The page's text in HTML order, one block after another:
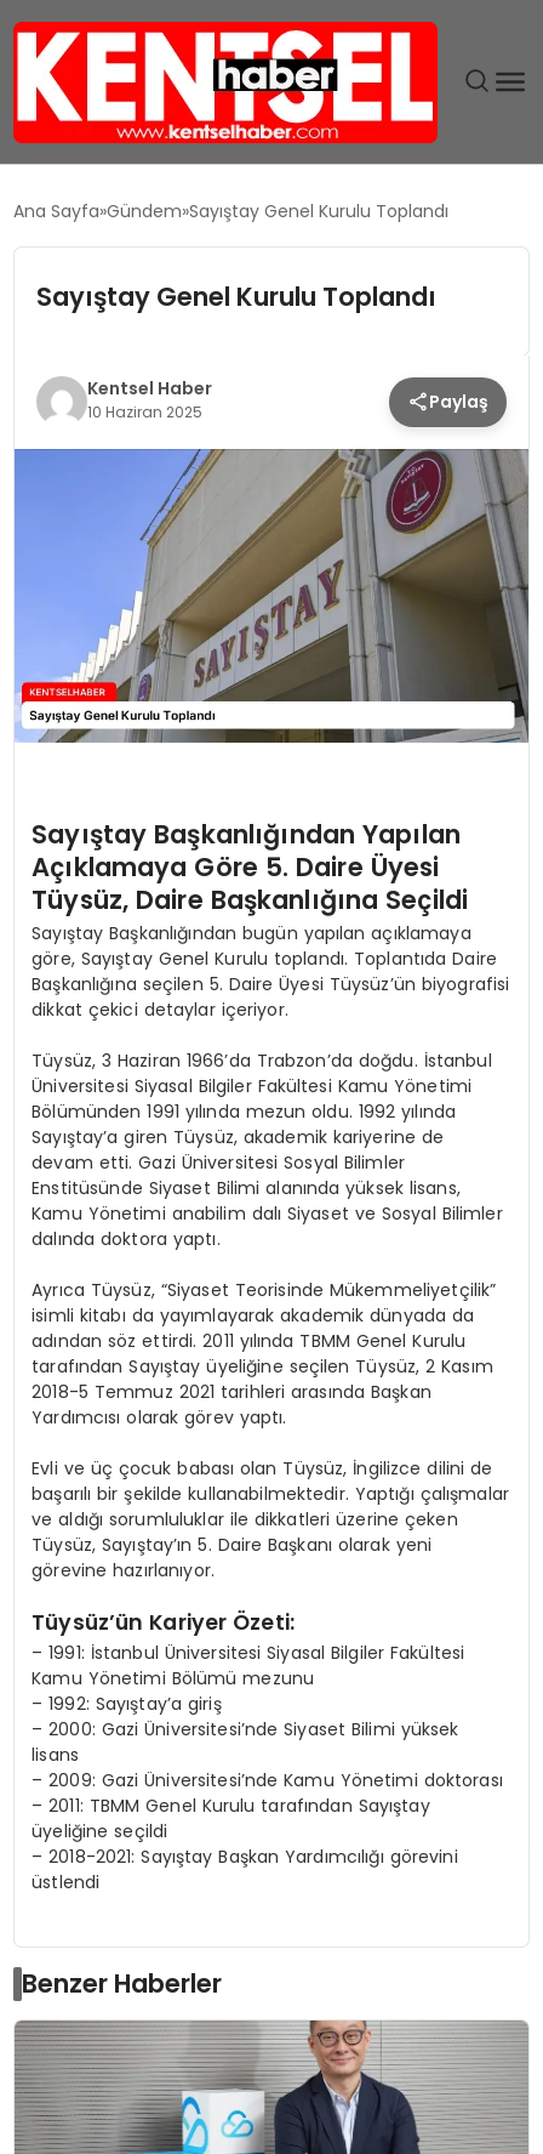
EĞITIM
TEKNOLOJI
KÜLTÜR & SANAT
SAĞLIK
Ana Sayfa Gündem Sayıştay Genel Kurulu Toplandı
Sayıştay Genel Kurulu Toplandı
Kentsel Haber
10 Haziran 2025 Paylaş
Sayıştay Başkanlığından Yapılan
Açıklamaya Göre 5. Daire Üyesi
Tüysüz, Daire Başkanlığına Seçildi
Sayıştay Başkanlığından bugün yapılan açıklamaya
göre, Sayıştay Genel Kurulu toplandı. Toplantıda Daire
Başkanlığına seçilen 5. Daire Üyesi Tüysüz’ün biyografisi
dikkat çekici detaylar içeriyor.
Tüysüz, 3 Haziran 1966’da Trabzon’da doğdu. İstanbul
Üniversitesi Siyasal Bilgiler Fakültesi Kamu Yönetimi
Bölümünden 1991 yılında mezun oldu. 1992 yılında
Sayıştay’a giren Tüysüz, akademik kariyerine de
devam etti. Gazi Üniversitesi Sosyal Bilimler
Enstitüsünde Siyaset Bilimi alanında yüksek lisans,
Kamu Yönetimi anabilim dalı Siyaset ve Sosyal Bilimler
dalında doktora yaptı.
Ayrıca Tüysüz, “Siyaset Teorisinde Mükemmeliyetçilik”
isimli kitabı da yayımlayarak akademik dünyada da
adından söz ettirdi. 2011 yılında TBMM Genel Kurulu
tarafından Sayıştay üyeliğine seçilen Tüysüz, 2 Kasım
2018-5 Temmuz 2021 tarihleri arasında Başkan
Yardımcısı olarak görev yaptı.
Evli ve üç çocuk babası olan Tüysüz, İngilizce dilini de
başarılı bir şekilde kullanabilmektedir. Yaptığı çalışmalar
ve aldığı sorumluluklar ile dikkatleri üzerine çeken
Tüysüz, Sayıştay’ın 5. Daire Başkanı olarak yeni
görevine hazırlanıyor.
Tüysüz’ün Kariyer Özeti:
– 1991: İstanbul Üniversitesi Siyasal Bilgiler Fakültesi
Kamu Yönetimi Bölümü mezunu
– 1992: Sayıştay’a giriş
– 2000: Gazi Üniversitesi’nde Siyaset Bilimi yüksek
lisans
– 2009: Gazi Üniversitesi’nde Kamu Yönetimi doktorası
– 2011: TBMM Genel Kurulu tarafından Sayıştay
üyeliğine seçildi
– 2018-2021: Sayıştay Başkan Yardımcılığı görevini
üstlendi
Benzer Haberler